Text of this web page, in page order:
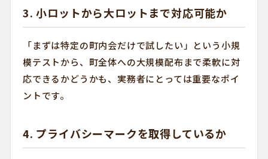
3. 小ロットから大ロットまで対応可能か
「まずは特定の町内会だけで試したい」という小規
模テストから、町全体への大規模配布まで柔軟に対
応できるかどうかも、実務者にとっては重要なポイ
ントです。
4. プライバシーマークを取得しているか